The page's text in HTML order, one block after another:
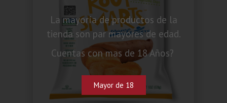
La mayoría de productos de la
tienda son par mayores de edad.
Cuentas con mas de 18 Años?
Mayor de 18